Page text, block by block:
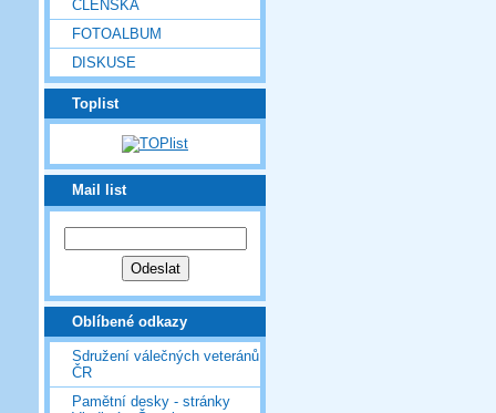
ČLENSKÁ
FOTOALBUM
DISKUSE
Toplist
Mail list
Oblíbené odkazy
Sdružení válečných veteránů
ČR
Pamětní desky - stránky